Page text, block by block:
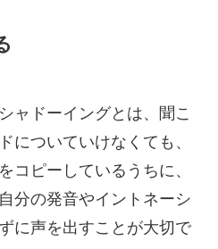
ャドーイングとは、聞こ
についていけなくても、
コピーしているうちに、
分の発音やイントネーシ
に声を出すことが大切で